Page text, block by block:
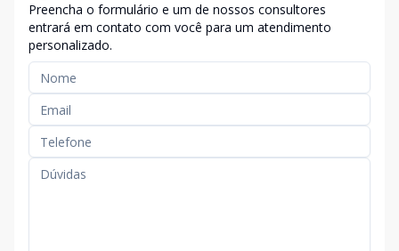
Preencha o formulário e um de nossos consultores
entrará em contato com você para um atendimento
personalizado.